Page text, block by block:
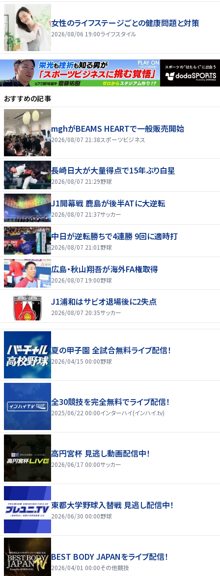
女性のライフステージごとの健康問題と対策
2026/08/06 19:00ライフスタイル
おすすめの記事
mghがBEAMS HEARTで一般販売開始
2026/08/07 21:38スポーツビジネス
長崎日大が大量得点で15年ぶり白星
2026/08/07 21:29野球
J1開幕戦 鹿島が後半ATに大逆転
2026/08/07 21:37サッカー
中日が逆転勝ちで4連勝 9回に適時打
2026/08/07 21:01 野球
広島・秋山翔吾が海外FA権取得
2026/08/07 19:00野球
J1浦和はサビオ退場後に2失点
2026/08/07 20:35サッカー
夏の甲子園 全試合無料ライブ配信！
2026/04/15 00:00野球
全30競技を完全無料でライブ配信！
2025/06/22 00:00インターハイ(インハイ.tv)
高円宮杯 見逃し動画配信中！
2026/06/17 00:00サッカー
東都大学野球入替戦 見逃し配信中！
2026/06/30 00:00野球
BEST BODY JAPANをライブ配信！
2026/04/01 00:00その他競技